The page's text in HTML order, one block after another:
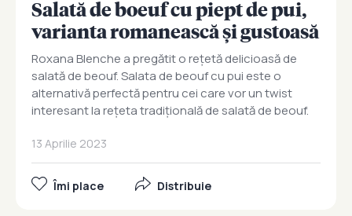
Salată de boeuf cu piept de pui,
varianta romanească și gustoasă
Roxana Blenche a pregătit o rețetă delicioasă de
salată de beouf. Salata de beouf cu pui este o
alternativă perfectă pentru cei care vor un twist
interesant la rețeta tradițională de salată de beouf.
13 Aprilie 2023
Îmi place Distribuie